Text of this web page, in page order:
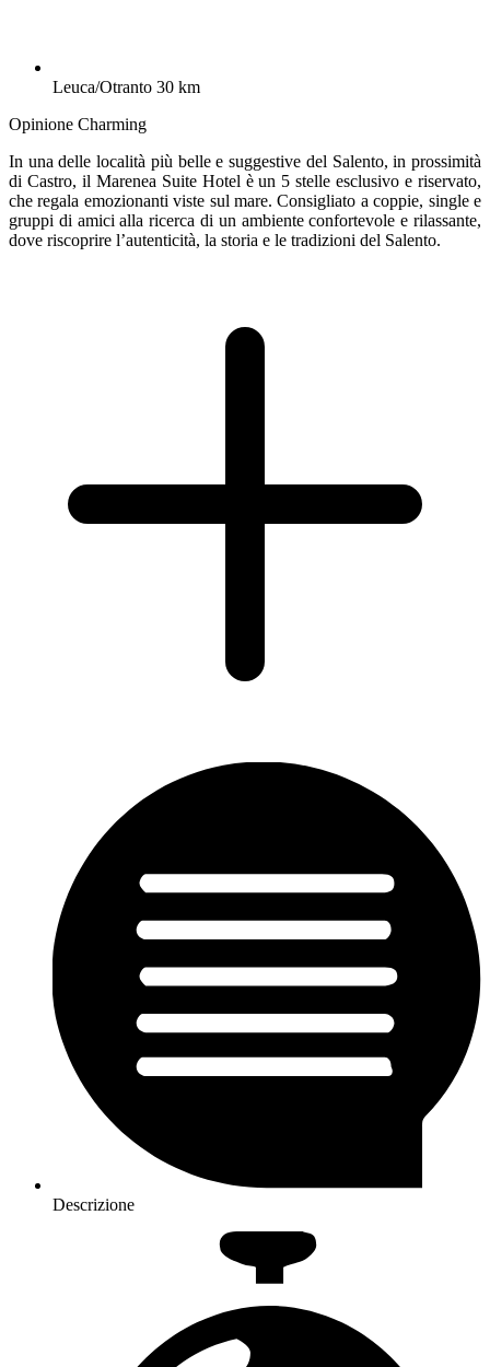
Leuca/Otranto 30 km
Opinione Charming
In una delle località più belle e suggestive del Salento, in prossimità
di Castro, il Marenea Suite Hotel è un 5 stelle esclusivo e riservato,
che regala emozionanti viste sul mare. Consigliato a coppie, single e
gruppi di amici alla ricerca di un ambiente confortevole e rilassante,
dove riscoprire l’autenticità, la storia e le tradizioni del Salento.
Descrizione